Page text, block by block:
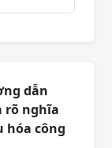
dẫn
rõ nghĩa
hóa công